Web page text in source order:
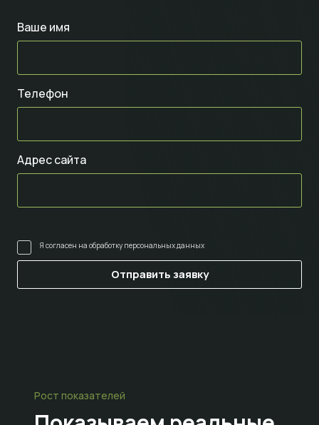
Ваше имя
Телефон
Адрес сайта
Я согласен на обработку персональных данных
Рост показателей